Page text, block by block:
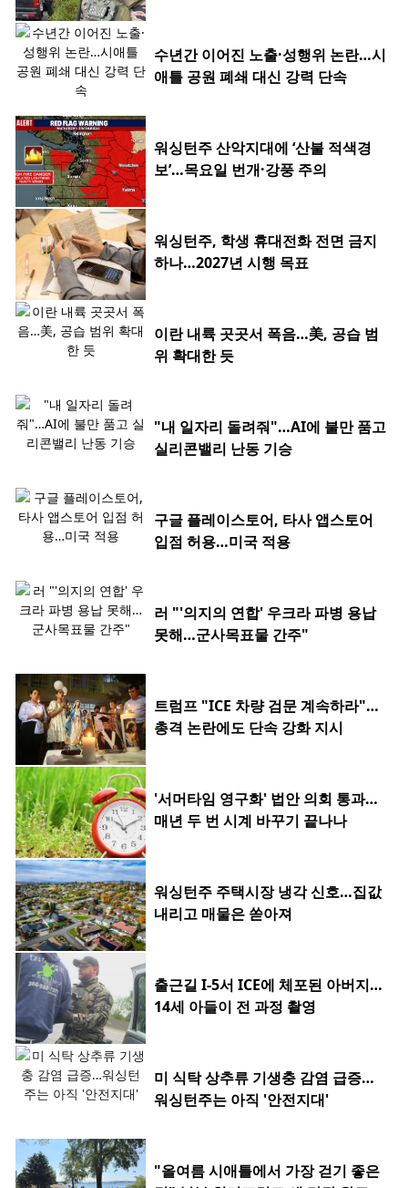
수년간 이어진 노출·성행위 논란…시
애틀 공원 폐쇄 대신 강력 단속
워싱턴주 산악지대에 ‘산불 적색경
보’…목요일 번개·강풍 주의
워싱턴주, 학생 휴대전화 전면 금지
하나…2027년 시행 목표
이란 내륙 곳곳서 폭음…美, 공습 범
위 확대한 듯
"내 일자리 돌려줘"…AI에 불만 품고
실리콘밸리 난동 기승
구글 플레이스토어, 타사 앱스토어
입점 허용…미국 적용
러 "'의지의 연합' 우크라 파병 용납
못해…군사목표물 간주"
트럼프 "ICE 차량 검문 계속하라"…
총격 논란에도 단속 강화 지시
'서머타임 영구화' 법안 의회 통과…
매년 두 번 시계 바꾸기 끝나나
워싱턴주 주택시장 냉각 신호…집값
내리고 매물은 쏟아져
출근길 I-5서 ICE에 체포된 아버지…
14세 아들이 전 과정 촬영
미 식탁 상추류 기생충 감염 급증…
워싱턴주는 아직 '안전지대'
"올여름 시애틀에서 가장 걷기 좋은